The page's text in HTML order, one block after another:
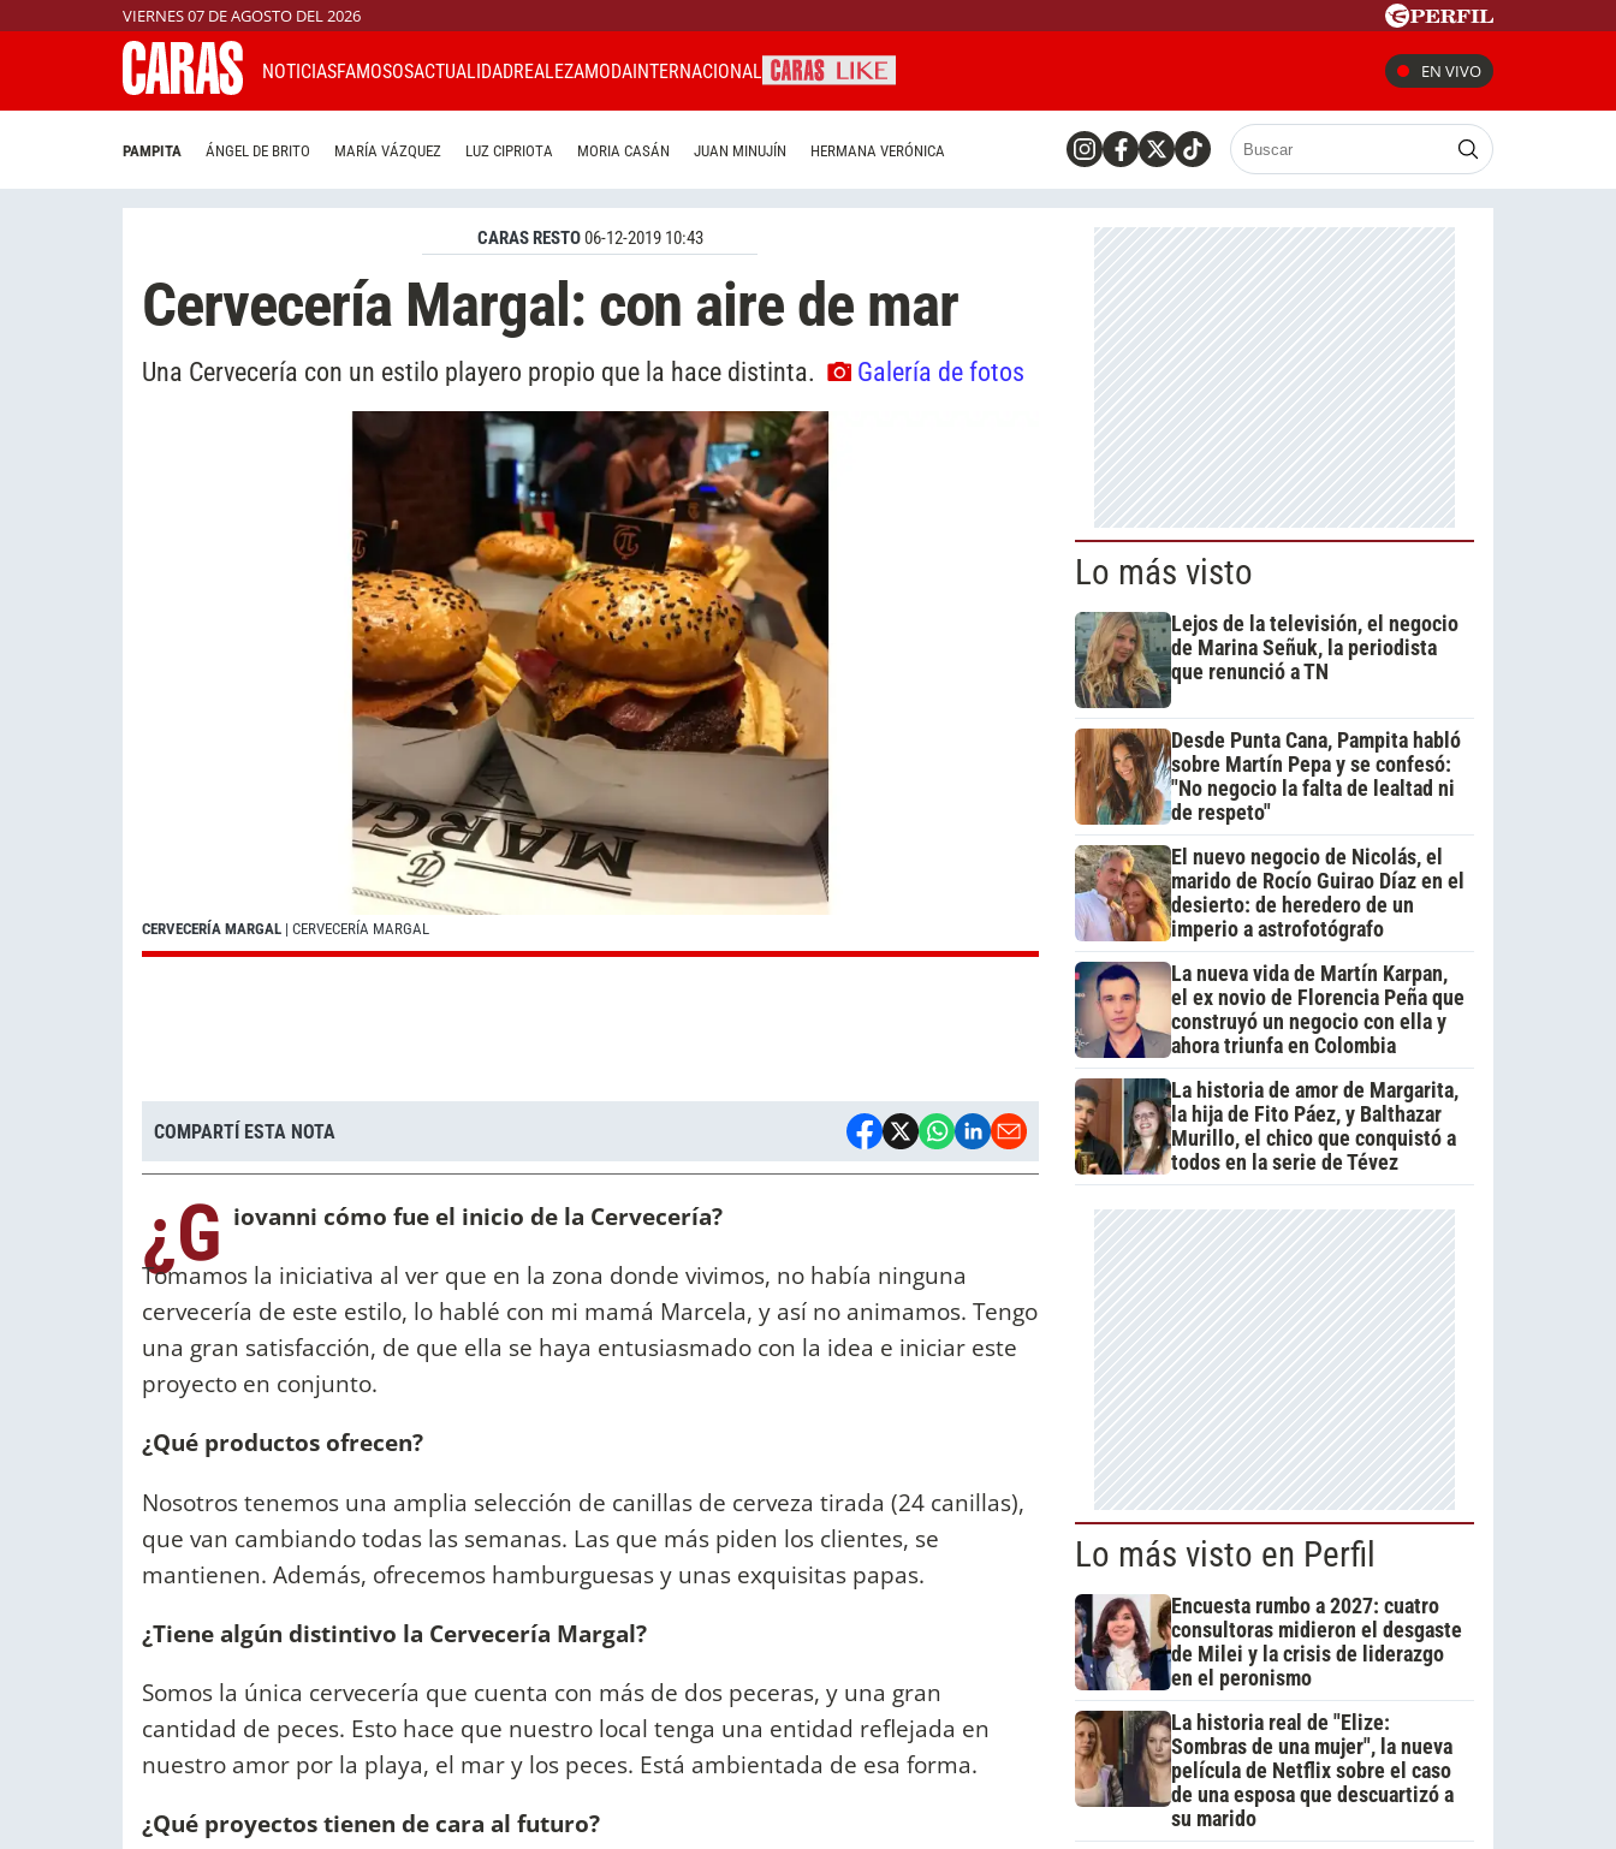
VIERNES 07 DE AGOSTO DEL 2026
NOTICIASFAMOSOSACTUALIDADREALEZAMODAINTERNACIONAL EN VIVO
PAMPITA ÁNGEL DE BRITO MARÍA VÁZQUEZ LUZ CIPRIOTA MORIA CASÁN JUAN MINUJÍN HERMANA VERÓNICA
CARAS RESTO06-12-2019 10:43
Cervecería Margal: con aire de mar
Una Cervecería con un estilo playero propio que la hace distinta. Galería de fotos
CERVECERÍA MARGAL | CERVECERÍA MARGAL
COMPARTÍ ESTA NOTA
¿G iovanni cómo fue el inicio de la Cervecería?
Tomamos la iniciativa al ver que en la zona donde vivimos, no había ninguna
cervecería de este estilo, lo hablé con mi mamá Marcela, y así no animamos. Tengo
una gran satisfacción, de que ella se haya entusiasmado con la idea e iniciar este
proyecto en conjunto.
¿Qué productos ofrecen?
Nosotros tenemos una amplia selección de canillas de cerveza tirada (24 canillas),
que van cambiando todas las semanas. Las que más piden los clientes, se
mantienen. Además, ofrecemos hamburguesas y unas exquisitas papas.
¿Tiene algún distintivo la Cervecería Margal?
Somos la única cervecería que cuenta con más de dos peceras, y una gran
cantidad de peces. Esto hace que nuestro local tenga una entidad reflejada en
nuestro amor por la playa, el mar y los peces. Está ambientada de esa forma.
¿Qué proyectos tienen de cara al futuro?
Lo más visto
Lejos de la televisión, el negocio
de Marina Señuk, la periodista
que renunció a TN
Desde Punta Cana, Pampita habló
sobre Martín Pepa y se confesó:
"No negocio la falta de lealtad ni
de respeto"
El nuevo negocio de Nicolás, el
marido de Rocío Guirao Díaz en el
desierto: de heredero de un
imperio a astrofotógrafo
La nueva vida de Martín Karpan,
el ex novio de Florencia Peña que
construyó un negocio con ella y
ahora triunfa en Colombia
La historia de amor de Margarita,
la hija de Fito Páez, y Balthazar
Murillo, el chico que conquistó a
todos en la serie de Tévez
Lo más visto en Perfil
Encuesta rumbo a 2027: cuatro
consultoras midieron el desgaste
de Milei y la crisis de liderazgo
en el peronismo
La historia real de "Elize:
Sombras de una mujer", la nueva
película de Netflix sobre el caso
de una esposa que descuartizó a
su marido